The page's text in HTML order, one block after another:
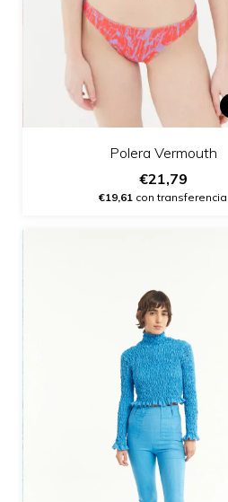
Polera Vermouth
€21,79
€19,61 con transferencia